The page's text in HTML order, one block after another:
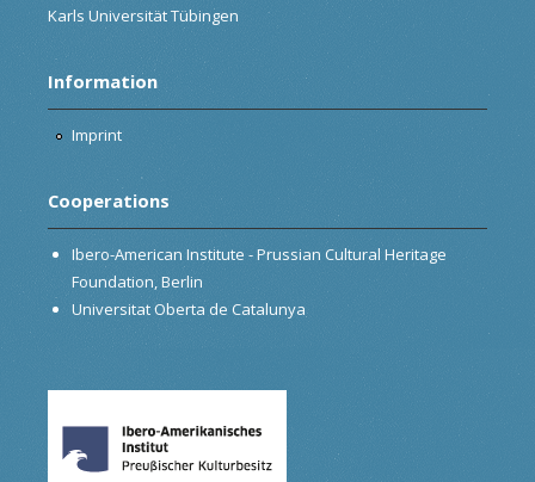
Karls Universität Tübingen
Information
Imprint
Cooperations
Ibero-American Institute - Prussian Cultural Heritage
Foundation, Berlin
Universitat Oberta de Catalunya